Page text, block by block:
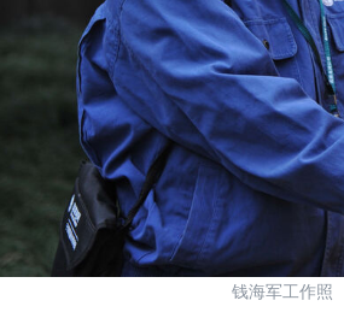
钱海军工作照